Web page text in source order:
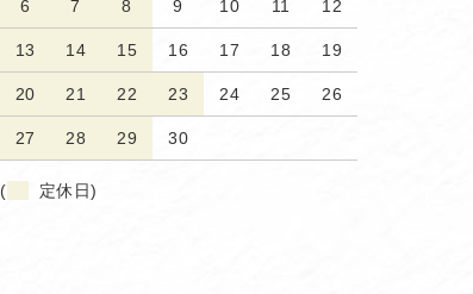
6 7 8 9 10 11 12
13 14 15 16 17 18 19
20 21 22 23 24 25 26
27 28 29 30
( 定休日)